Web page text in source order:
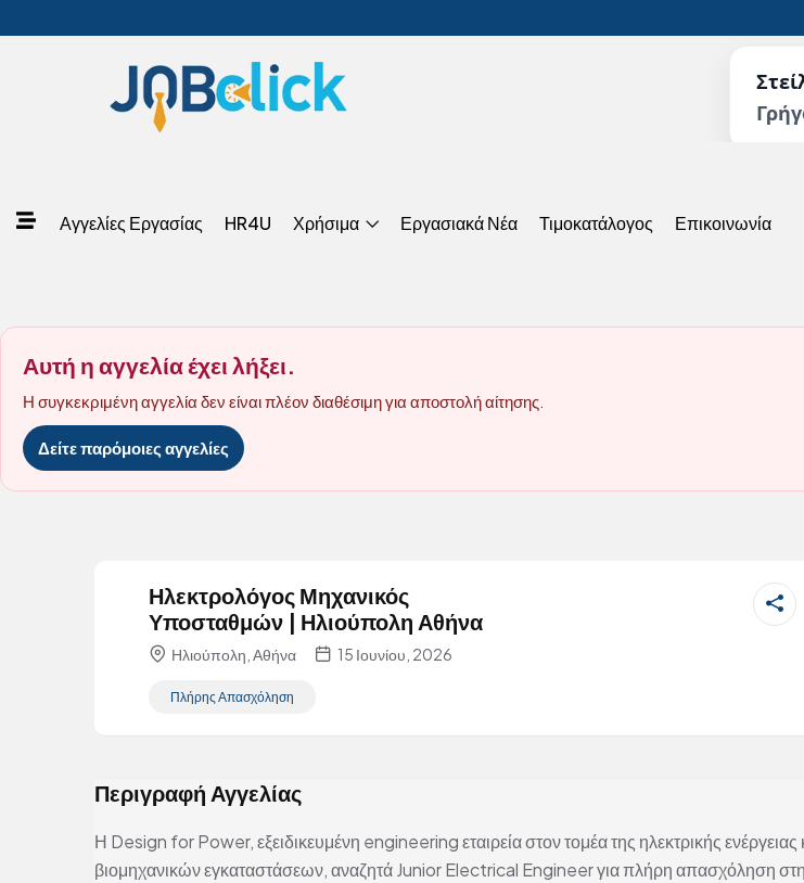
Αγγελίες Εργασίας HR4U Χρήσιμα Εργασιακά Νέα Τιμοκατάλογος Επικοινωνία
Αυτή η αγγελία έχει λήξει.
Η συγκεκριμένη αγγελία δεν είναι πλέον διαθέσιμη για αποστολή αίτησης.
Δείτε παρόμοιες αγγελίες
Ηλεκτρολόγος Μηχανικός
Υποσταθμών | Ηλιούπολη Αθήνα
Ηλιούπολη, Αθήνα 15 Ιουνίου, 2026
Πλήρης Απασχόληση
Περιγραφή Αγγελίας
Η Design for Power, εξειδικευμένη engineering εταιρεία στον τομέα της ηλεκτρικής ενέργειας
βιομηχανικών εγκαταστάσεων, αναζητά Junior Electrical Engineer για πλήρη απασχόληση